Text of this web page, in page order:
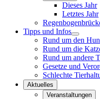
Dieses Jahr
Letztes Jahr
Tipps und Infos
Rund um den
Rund um die
Rund um andere
Gesetze und
Schlechte
Aktuelles
Veranstaltungen